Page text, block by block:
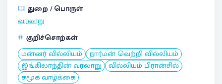
துறை / பொருள்
வரலாறு
குறிச்சொற்கள்
மன்னர் வில்லியம்
நார்மன் வெற்றி வில்லியம்
இங்கிலாந்தின் வரலாறு வில்லியம் பிரான்சில்
சமூக வாழ்க்கை